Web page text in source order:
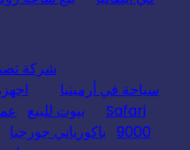
شركة
سياحة في أرمينيا
Safari
بيوت للبيع
9000 باكورياني جورجيا